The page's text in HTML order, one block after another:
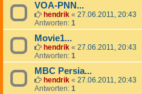
VOA-PNN...
hendrik « 27.06.2011, 20:43
Antworten: 1
Movie1...
hendrik « 27.06.2011, 20:43
Antworten: 1
MBC Persia...
hendrik « 27.06.2011, 20:43
Antworten: 1